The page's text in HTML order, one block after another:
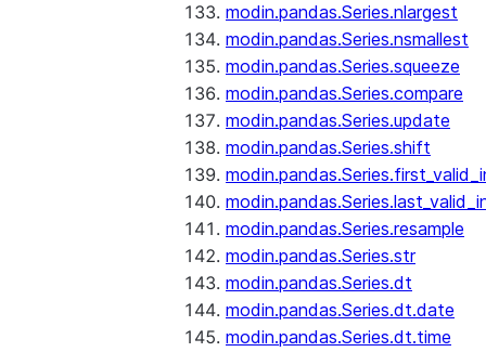
modin.pandas.Series.nlargest
modin.pandas.Series.nsmallest
modin.pandas.Series.squeeze
modin.pandas.Series.compare
modin.pandas.Series.update
modin.pandas.Series.shift
modin.pandas.Series.resample
modin.pandas.Series.str
modin.pandas.Series.dt
modin.pandas.Series.dt.date
modin.pandas.Series.dt.time